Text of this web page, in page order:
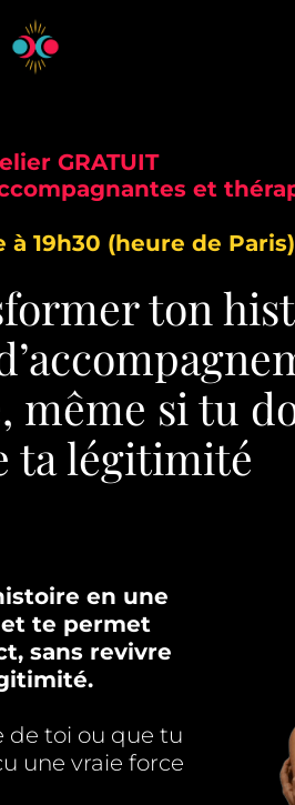
GRATUIT
et
19h30 (heure de Paris)
ton
même si tu
ta légitimité
en une
te permet
sans revivre
de toi ou que tu
une vraie force